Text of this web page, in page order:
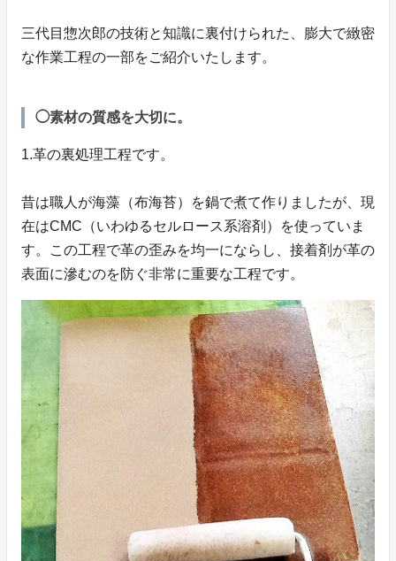
三代目惣次郎の技術と知識に裏付けられた、膨大で緻密
な作業工程の一部をご紹介いたします。
◯素材の質感を大切に。
1.革の裏処理工程です。
昔は職人が海藻（布海苔）を鍋で煮て作りましたが、現
在はCMC（いわゆるセルロース系溶剤）を使っていま
す。この工程で革の歪みを均一にならし、接着剤が革の
表面に滲むのを防ぐ非常に重要な工程です。